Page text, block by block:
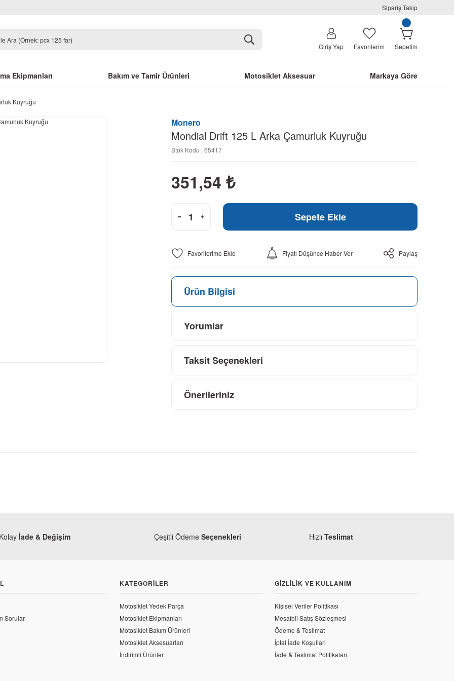
Sipariş Takip
Giriş Yap Favorilerim Sepetim
Ekipmanları Bakım ve Tamir Ürünleri Motosiklet Aksesuar Markaya Göre
Kuyruğu
Monero
Mondial Drift 125 L Arka Çamurluk Kuyruğu
Stok Kodu : 65417
351,54 ₺
Sepete Ekle
Fiyatı Düşünce Haber Ver Paylaş
Ürün Bilgisi
Yorumlar
Taksit Seçenekleri
Önerileriniz
Mondial
Mondial 125 Drift L Sol Alt Sakal Kırmızı
Mondial
Mondial 125 Drift L Far Muhafazası Siyah Sağ
Kolay İade & Değişim Çeşitli Ödeme Seçenekleri Hızlı Teslimat
Sorular
KATEGORILER
Motosiklet Yedek Parça
Motosiklet Ekipmanları
Motosiklet Bakım Ürünleri
Motosiklet Aksesuarları
İndirimli Ürünler
GIZLILIK VE KULLANIM
Kişisel Veriler Politikası
Mesafeli Satış Sözleşmesi
Ödeme & Teslimat
İptal İade Koşullari
İade & Teslimat Politikaları